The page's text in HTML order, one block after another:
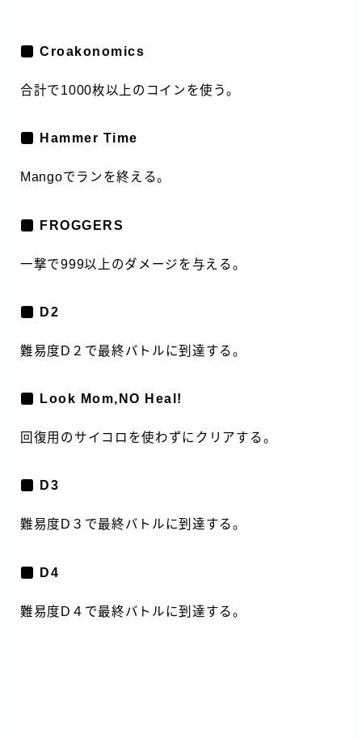
Croakonomics
合計で1000枚以上のコインを使う。
Hammer Time
Mangoでランを終える。
FROGGERS
一撃で999以上のダメージを与える。
D2
難易度D２で最終バトルに到達する。
Look Mom,NO Heal!
回復用のサイコロを使わずにクリアする。
D3
難易度D３で最終バトルに到達する。
D4
難易度D４で最終バトルに到達する。